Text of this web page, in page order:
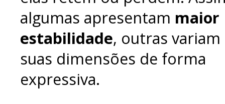
algumas apresentam maior
estabilidade, outras variam
suas dimensões de forma
expressiva.